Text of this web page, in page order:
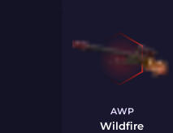
AWP
Wildfire